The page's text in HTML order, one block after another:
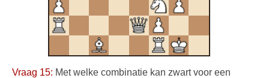
Vraag 15: Met welke combinatie kan zwart voor een